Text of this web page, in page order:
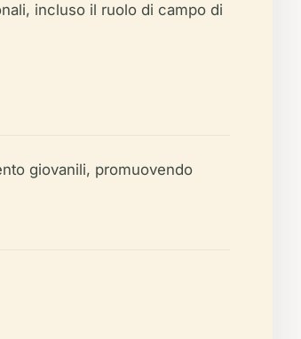
incluso il ruolo di campo di
giovanili, promuovendo